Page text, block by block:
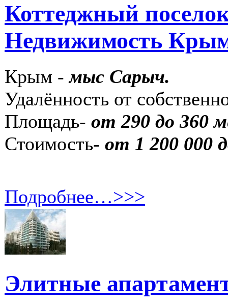
Коттеджный
Недвижимость
Крым -мыс Сарыч.
Удалённость от
Площадь- от 290 до 360
Стоимость- от 1 200 000
Подробнее…>>>
Элитные